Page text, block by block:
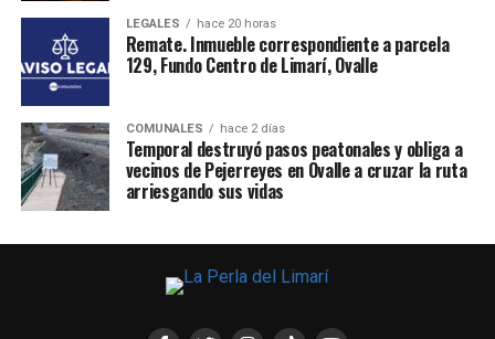
LEGALES hace 20 horas
Remate. Inmueble correspondiente a parcela
129, Fundo Centro de Limarí, Ovalle
COMUNALES hace 2 días
Temporal destruyó pasos peatonales y obliga a
vecinos de Pejerreyes en Ovalle a cruzar la ruta
arriesgando sus vidas